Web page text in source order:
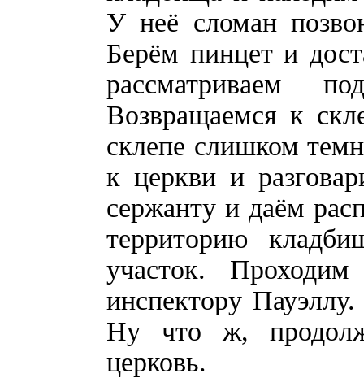
У неё сломан
Берём пинцет и
рассматриваем
Возвращаемся к
склепе слишком
к церкви и
сержанту и даём
территорию
участок.
инспектору
Ну что ж,
церковь.